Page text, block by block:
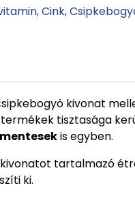
Cink
kivonat
tisztasága
is egyben.
tartalmazó
ki.